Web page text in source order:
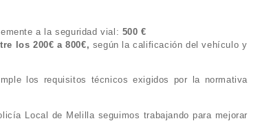
a la seguridad vial: 500 €
los 200€ a 800€, según la calificación del vehículo y
los requisitos técnicos exigidos por la normativa
Local de Melilla seguimos trabajando para mejorar